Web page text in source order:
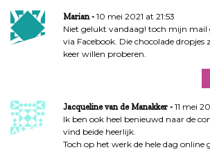
Marian
10 mei 2021 at 21:53
Niet gelukt vandaag! toch mijn mail
via Facebook. Die chocolade dropjes
keer willen proberen.
Jacqueline van de Manakker
11 mei
Ik ben ook heel benieuwd naar de
vind beide heerlijk.
Toch op het werk de hele dag online